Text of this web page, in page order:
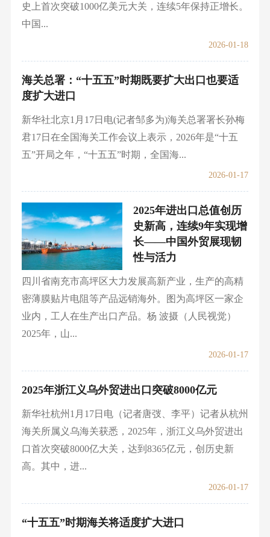
史上首次突破1000亿美元大关，连续5年保持正增长。
中国...
2026-01-18
海关总署：“十五五”时期既要扩大出口也要适
度扩大进口
新华社北京1月17日电(记者邹多为)海关总署署长孙梅
君17日在全国海关工作会议上表示，2026年是“十五
五”开局之年，“十五五”时期，全国海...
2026-01-17
2025年进出口总值创历
史新高，连续9年实现增
长——中国外贸展现韧
性与活力
四川省南充市高坪区大力发展高新产业，生产的高精
密薄膜贴片电阻等产品远销海外。图为高坪区一家企
业内，工人在生产出口产品。杨 波摄（人民视觉）
2025年，山...
2026-01-17
2025年浙江义乌外贸进出口突破8000亿元
新华社杭州1月17日电（记者唐弢、李平）记者从杭州
海关所属义乌海关获悉，2025年，浙江义乌外贸进出
口首次突破8000亿大关，达到8365亿元，创历史新
高。其中，进...
2026-01-17
“十五五”时期海关将适度扩大进口